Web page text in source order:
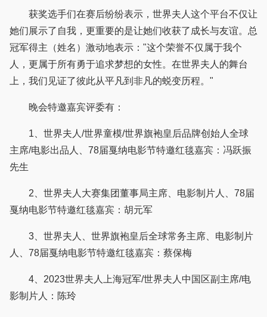
获奖选手们在赛后纷纷表示，世界夫人这个平台不仅让
她们展示了自我，更重要的是让她们收获了成长与友谊。总
冠军得主（姓名）激动地表示："这个荣誉不仅属于我个
人，更属于所有勇于追求梦想的女性。在世界夫人的舞台
上，我们见证了彼此从平凡到非凡的蜕变历程。"
晚会特邀嘉宾评委有：
1、世界夫人/世界童模/世界旗袍皇后品牌创始人全球
主席/电影出品人、78届戛纳电影节特邀红毯嘉宾：冯跃振
先生
2、世界夫人大赛集团董事局主席、电影制片人、78届
戛纳电影节特邀红毯嘉宾：胡元军
3、世界夫人、世界旗袍皇后全球常务主席、电影制片
人、78届戛纳电影节特邀红毯嘉宾：蔡保梅
4、2023世界夫人上海冠军/世界夫人中国区副主席/电
影制片人：陈玲